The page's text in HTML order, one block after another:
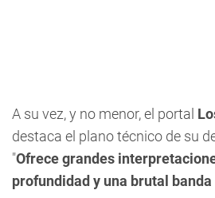
A su vez, y no menor, el portal
destaca el plano técnico de su
"Ofrece grandes
profundidad y una brutal banda